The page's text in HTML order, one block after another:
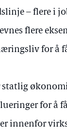
– flere i
flere
for å
statlig
for å
innenfor